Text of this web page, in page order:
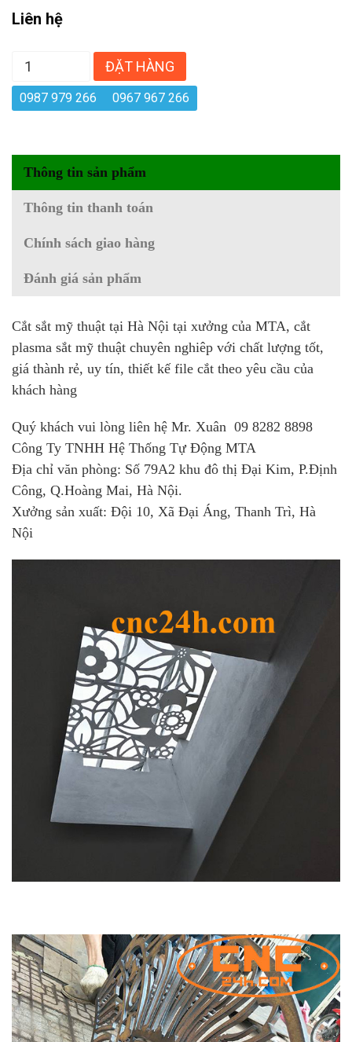
Liên hệ
ĐẶT HÀNG
0987 979 266 0967 967 266
Thông tin sản phẩm
Thông tin thanh toán
Chính sách giao hàng
Đánh giá sản phẩm
Cắt sắt mỹ thuật tại Hà Nội tại xưởng của MTA, cắt
plasma sắt mỹ thuật chuyên nghiêp với chất lượng tốt,
giá thành rẻ, uy tín, thiết kế file cắt theo yêu cầu của
khách hàng
Quý khách vui lòng liên hệ Mr. Xuân 09 8282 8898
Công Ty TNHH Hệ Thống Tự Động MTA
Địa chỉ văn phòng: Số 79A2 khu đô thị Đại Kim, P.Định
Công, Q.Hoàng Mai, Hà Nội.
Xưởng sản xuất: Đội 10, Xã Đại Áng, Thanh Trì, Hà
Nội